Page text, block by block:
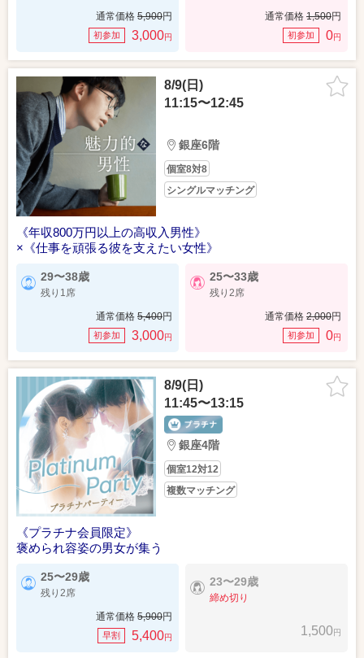
通常価格 5,900円
初参加 3,000円
通常価格 1,500円
初参加 0円
8/9(日)
11:15〜12:45
銀座6階
個室8対8
シングルマッチング
《年収800万円以上の高収入男性》
×《仕事を頑張る彼を支えたい女性》
29〜38歳
残り1席
通常価格 5,400円
初参加 3,000円
25〜33歳
残り2席
通常価格 2,000円
初参加 0円
8/9(日)
11:45〜13:15
銀座4階
個室12対12
複数マッチング
《プラチナ会員限定》
褒められ容姿の男女が集う
25〜29歳
残り2席
通常価格 5,900円
早割 5,400円
23〜29歳
締め切り
1,500円